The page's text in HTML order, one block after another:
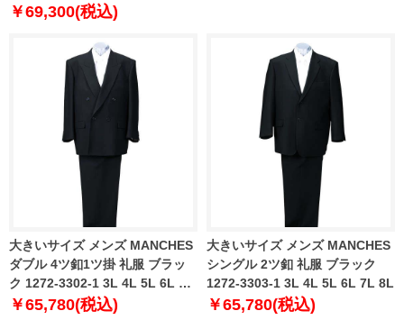
nf0a8993-ph5
￥69,300(税込)
大きいサイズ メンズ MANCHES
ダブル 4ツ釦1ツ掛 礼服 ブラッ
ク 1272-3302-1 3L 4L 5L 6L 7L
8L
￥65,780(税込)
大きいサイズ メンズ MANCHES
シングル 2ツ釦 礼服 ブラック
1272-3303-1 3L 4L 5L 6L 7L 8L
￥65,780(税込)